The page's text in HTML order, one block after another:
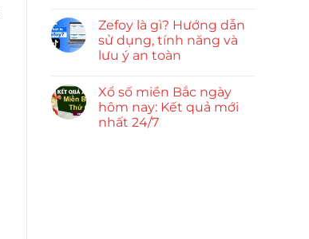
Zefoy là gì? Hướng dẫn
sử dụng, tính năng và
lưu ý an toàn
Xổ số miền Bắc ngày
hôm nay: Kết quả mới
nhất 24/7